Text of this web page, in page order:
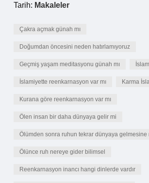
Tarih: Makaleler
Çakra açmak günah mı
Doğumdan öncesini neden hatırlamıyoruz
Geçmiş yaşam meditasyonu günah mı
İslamiyette reenkarnasyon var mı Karma
Kurana göre reenkarnasyon var mı
Ölen insan bir daha dünyaya gelir mi
Ölümden sonra ruhun tekrar dünyaya gelmesine
Ölünce ruh nereye gider bilimsel
Reenkarnasyon inancı hangi dinlerde vardır